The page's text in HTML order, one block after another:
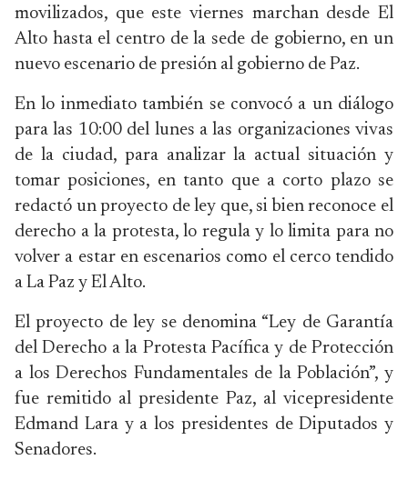
movilizados, que este viernes marchan desde El
Alto hasta el centro de la sede de gobierno, en un
nuevo escenario de presión al gobierno de Paz.
En lo inmediato también se convocó a un diálogo
para las 10:00 del lunes a las organizaciones vivas
de la ciudad, para analizar la actual situación y
tomar posiciones, en tanto que a corto plazo se
redactó un proyecto de ley que, si bien reconoce el
derecho a la protesta, lo regula y lo limita para no
volver a estar en escenarios como el cerco tendido
a La Paz y El Alto.
El proyecto de ley se denomina “Ley de Garantía
del Derecho a la Protesta Pacífica y de Protección
a los Derechos Fundamentales de la Población”, y
fue remitido al presidente Paz, al vicepresidente
Edmand Lara y a los presidentes de Diputados y
Senadores.